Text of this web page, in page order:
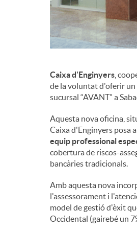
Caixa d'Enginyers ,
de la voluntat d'oferir
sucursal “AVANT” a
Aquesta nova oficina,
Caixa d'Enginyers posa
equip professional
cobertura de riscos-
bancàries tradicionals.
Amb aquesta nova
l'assessorament i
model de gestió d'èxit
Occidental (gairebé un